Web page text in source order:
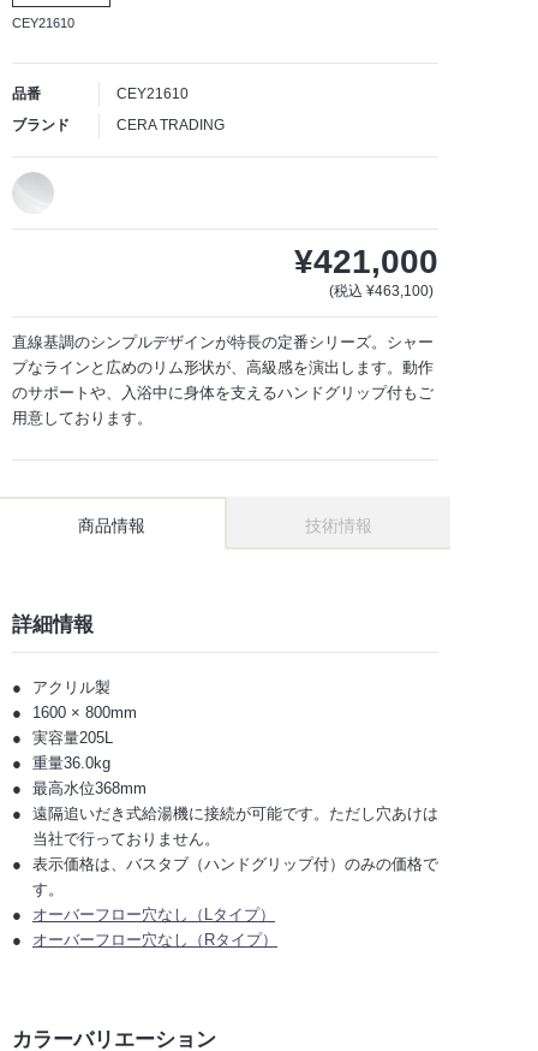
CEY21610
品番
CEY21610
ブランド
CERA TRADING
¥421,000
(税込 ¥463,100)
直線基調のシンプルデザインが特長の定番シリーズ。シャー
プなラインと広めのリム形状が、高級感を演出します。動作
のサポートや、入浴中に身体を支えるハンドグリップ付もご
用意しております。
商品情報 技術情報
詳細情報
アクリル製
1600 × 800mm
実容量205L
重量36.0kg
最高水位368mm
遠隔追いだき式給湯機に接続が可能です。ただし穴あけは
当社で行っておりません。
表示価格は、バスタブ（ハンドグリップ付）のみの価格で
す。
オーバーフロー穴なし（Lタイプ）
オーバーフロー穴なし（Rタイプ）
カラーバリエーション